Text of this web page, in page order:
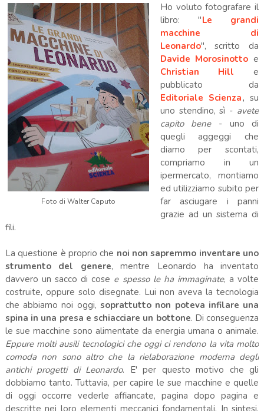
Foto di Walter Caputo
Ho voluto fotografare il
libro: "Le grandi
macchine di
Leonardo", scritto da
Davide Morosinotto e
Christian Hill e
pubblicato da
Editoriale Scienza, su
uno stendino, sì - avete
capito bene- uno di
quegli aggeggi che
diamo per scontati,
compriamo in un
ipermercato, montiamo
ed utilizziamo subito per
far asciugare i panni
grazie ad un sistema di
fili.
La questione è proprio che noi non sapremmo inventare uno
strumento del genere, mentre Leonardo ha inventato
davvero un sacco di cose e spesso le ha immaginate, a volte
costruite, oppure solo disegnate. Lui non aveva la tecnologia
che abbiamo noi oggi, soprattutto non poteva infilare una
spina in una presa e schiacciare un bottone. Di conseguenza
le sue macchine sono alimentate da energia umana o animale.
Eppure molti ausili tecnologici che oggi ci rendono la vita molto
comoda non sono altro che la rielaborazione moderna degli
antichi progetti di Leonardo. E' per questo motivo che gli
dobbiamo tanto. Tuttavia, per capire le sue macchine e quelle
di oggi occorre vederle affiancate, pagina dopo pagina e
descritte nei loro elementi meccanici fondamentali. In sintesi,